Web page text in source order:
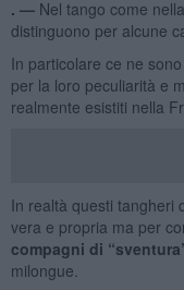
. — Nel tango come
distinguono per alcune
In particolare ce ne
per la loro peculiarità e
realmente esistiti nella
In realtà questi tangheri
vera e propria ma per
compagni di
milongue.